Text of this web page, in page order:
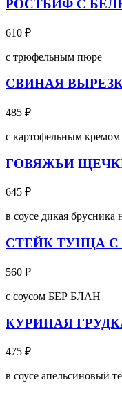
РОСТБИФ С
610 ₽
с трюфельным пюре
СВИНАЯ
485 ₽
с картофельным
ГОВЯЖЬИ
645 ₽
в соусе дикая
СТЕЙК ТУНЦА
560 ₽
с соусом БЕР БЛАН
КУРИНАЯ
475 ₽
в соусе апельсиновый